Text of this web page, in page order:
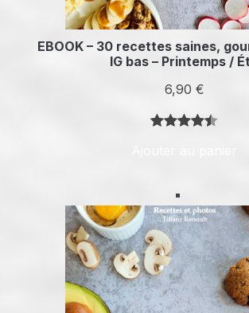
EBOOK – 30 recettes saines,
IG bas – Printemps /
6,90 €
notations
client